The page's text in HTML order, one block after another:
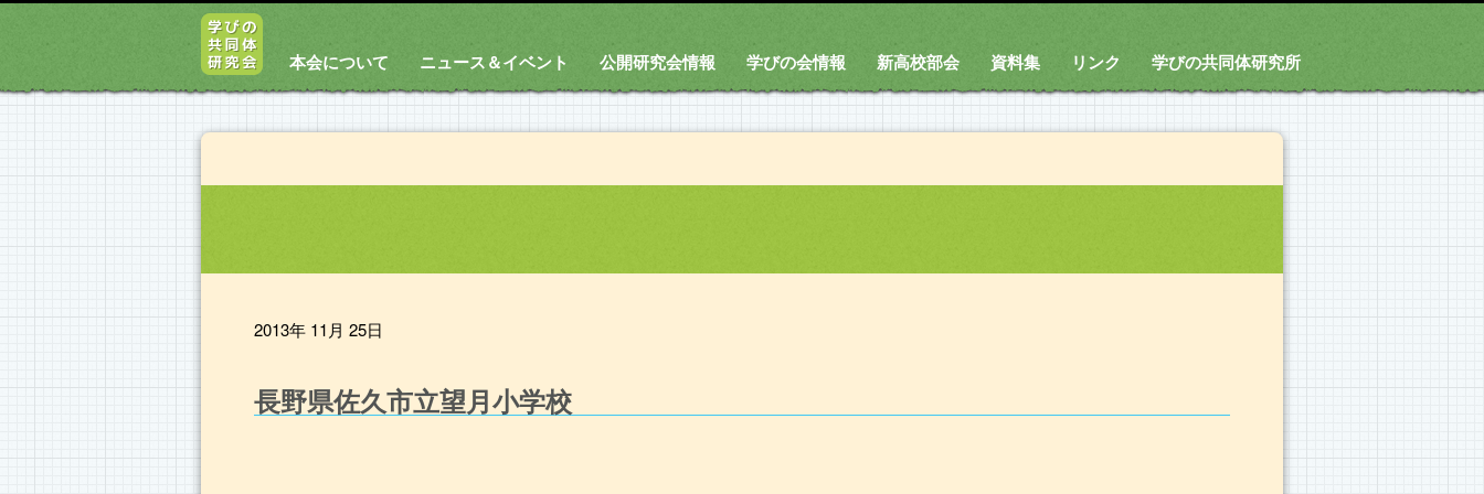
本会について ニュース＆イベント 公開研究会情報 学びの会情報 新高校部会 資料集 リンク 学びの共同体研究所
2013年 11月 25日
長野県佐久市立望月小学校